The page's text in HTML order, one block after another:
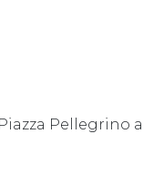
Pellegrino a